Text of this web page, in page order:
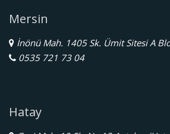
Mersin
İnönü Mah. 1405 Sk. Ümit Sitesi A
0535 721 73 04
Hatay